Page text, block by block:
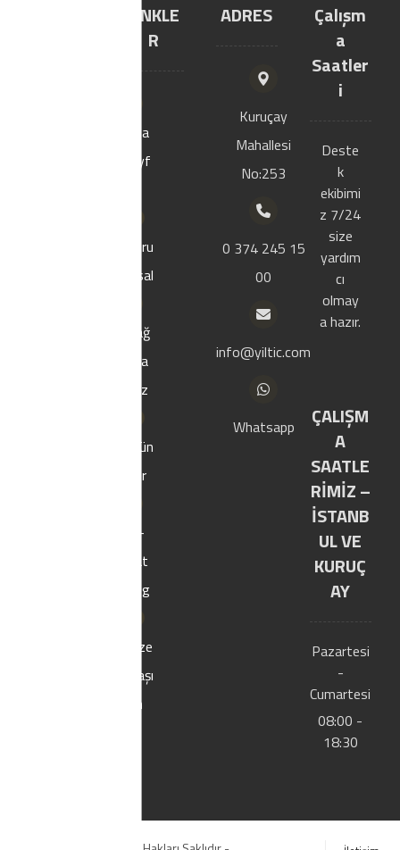
LİNKLE
R
Ana
sayf
Kuru
msal
Mağ
aza
mız
Ürün
ler
E-
Kat
alog
Bize
Ulaşı
n
ADRES
Kuruçay
Mahallesi
No:253
0 374 245 15
00
info@yiltic.com
Whatsapp
Çalışm
a
Saatler
i
Deste
k
ekibimi
z 7/24
size
yardım
cı
olmay
a hazır.
ÇALIŞM
A
SAATLE
RİMİZ –
İSTANB
UL VE
KURUÇ
AY
Pazartesi
-
Cumartesi
08:00 -
18:30